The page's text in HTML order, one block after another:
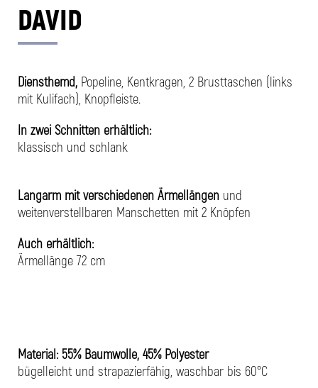
DAVID
Diensthemd, Popeline, Kentkragen,2 Brusttaschen (links
mit Kulifach), Knopfleiste.
In zwei Schnitten erhältlich:
klassisch und schlank
Langarm mit verschiedenen Ärmellängen und
weitenverstellbaren Manschetten mit 2 Knöpfen
Auch erhältlich:
Ärmellänge 72 cm
Material: 55% Baumwolle, 45% Polyester
bügelleicht und strapazierfähig, waschbar bis 60°C